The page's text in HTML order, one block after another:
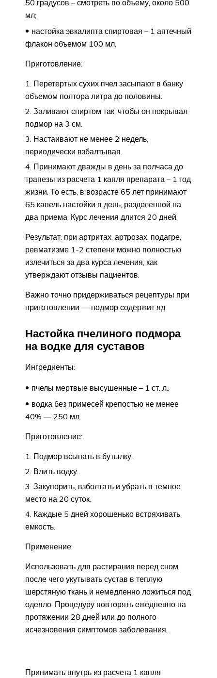
50 градусов – смотреть по объему, около 500
мл;
настойка эвкалипта спиртовая – 1 аптечный
флакон объемом 100 мл.
Приготовление:
Перетертых сухих пчел засыпают в банку
объемом полтора литра до половины.
Заливают спиртом так, чтобы он покрывал
подмор на 3 см.
Настаивают не менее 2 недель,
периодически взбалтывая.
Принимают дважды в день за полчаса до
трапезы из расчета 1 капля препарата – 1 год
жизни. То есть, в возрасте 65 лет принимают
65 капель настойки в день, разделенной на
два приема. Курс лечения длится 20 дней.
Результат: при артритах, артрозах, подагре,
ревматизме 1-2 степени можно полностью
излечиться за два курса лечения, как
утверждают отзывы пациентов.
Важно точно придерживаться рецептуры при
приготовлении — подмор содержит яд
Настойка пчелиного подмора
на водке для суставов
Ингредиенты:
пчелы мертвые высушенные – 1 ст. л.;
водка без примесей крепостью не менее
40% — 250 мл.
Приготовление:
Подмор всыпать в бутылку.
Влить водку.
Закупорить, взболтать и убрать в темное
место на 20 суток.
Каждые 5 дней хорошенько встряхивать
емкость.
Применение:
Использовать для растирания перед сном,
после чего укутывать сустав в теплую
шерстяную ткань и немедленно ложиться под
одеяло. Процедуру повторять ежедневно на
протяжении 28 дней или до полного
исчезновения симптомов заболевания.
Принимать внутрь из расчета 1 капля